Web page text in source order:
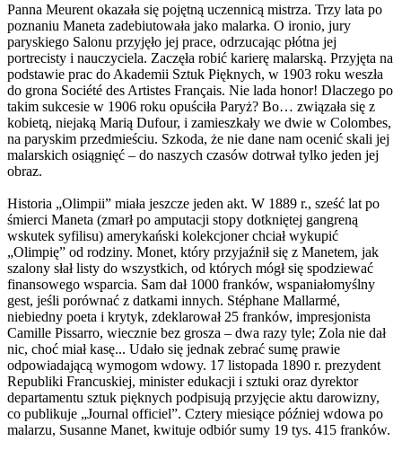
Panna Meurent okazała się pojętną uczennicą mistrza. Trzy lata po
poznaniu Maneta zadebiutowała jako malarka. O ironio, jury
paryskiego Salonu przyjęło jej prace, odrzucając płótna jej
portrecisty i nauczyciela. Zaczęła robić karierę malarską. Przyjęta na
podstawie prac do Akademii Sztuk Pięknych, w 1903 roku weszła
do grona Société des Artistes Français. Nie lada honor! Dlaczego po
takim sukcesie w 1906 roku opuściła Paryż? Bo… związała się z
kobietą, niejaką Marią Dufour, i zamieszkały we dwie w Colombes,
na paryskim przedmieściu. Szkoda, że nie dane nam ocenić skali jej
malarskich osiągnięć – do naszych czasów dotrwał tylko jeden jej
obraz.
Historia „Olimpii” miała jeszcze jeden akt. W 1889 r., sześć lat po
śmierci Maneta (zmarł po amputacji stopy dotkniętej gangreną
wskutek syfilisu) amerykański kolekcjoner chciał wykupić
„Olimpię” od rodziny. Monet, który przyjaźnił się z Manetem, jak
szalony słał listy do wszystkich, od których mógł się spodziewać
finansowego wsparcia. Sam dał 1000 franków, wspaniałomyślny
gest, jeśli porównać z datkami innych. Stéphane Mallarmé,
niebiedny poeta i krytyk, zdeklarował 25 franków, impresjonista
Camille Pissarro, wiecznie bez grosza – dwa razy tyle; Zola nie dał
nic, choć miał kasę... Udało się jednak zebrać sumę prawie
odpowiadającą wymogom wdowy. 17 listopada 1890 r. prezydent
Republiki Francuskiej, minister edukacji i sztuki oraz dyrektor
departamentu sztuk pięknych podpisują przyjęcie aktu darowizny,
co publikuje „Journal officiel”. Cztery miesiące później wdowa po
malarzu, Susanne Manet, kwituje odbiór sumy 19 tys. 415 franków.